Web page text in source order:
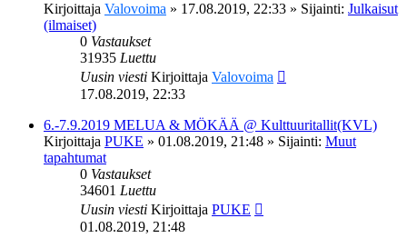
Kirjoittaja Valovoima » 17.08.2019, 22:33 » Sijainti: Julkaisut
(ilmaiset)
0 Vastaukset
31935 Luettu
Uusin viesti Kirjoittaja Valovoima
17.08.2019, 22:33
6.-7.9.2019 MELUA & MÖKÄÄ @ Kulttuuritallit(KVL)
Kirjoittaja PUKE » 01.08.2019, 21:48 » Sijainti: Muut
tapahtumat
0 Vastaukset
34601 Luettu
Uusin viesti Kirjoittaja PUKE
01.08.2019, 21:48